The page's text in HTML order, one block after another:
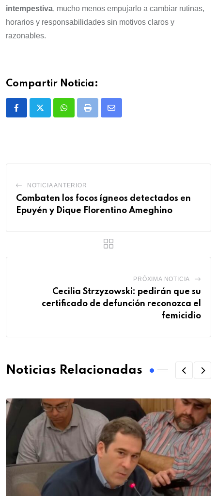
intempestiva, mucho menos empujarlo a cambiar rutinas,
horarios y responsabilidades sin motivos claros y
razonables.
Compartir Noticia:
Whatsapp
Print
NOTICIA ANTERIOR
Combaten los focos ígneos detectados en
Epuyén y Dique Florentino Ameghino
PRÓXIMA NOTICIA
Cecilia Strzyzowski: pedirán que su
certificado de defunción reconozca el
femicidio
Noticias Relacionadas